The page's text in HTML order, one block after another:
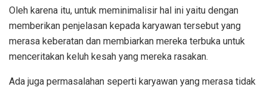
Oleh karena itu, untuk meminimalisir hal ini yaitu dengan
memberikan penjelasan kepada karyawan tersebut yang
merasa keberatan dan membiarkan mereka terbuka untuk
menceritakan keluh kesah yang mereka rasakan.
Ada juga permasalahan seperti karyawan yang merasa tidak